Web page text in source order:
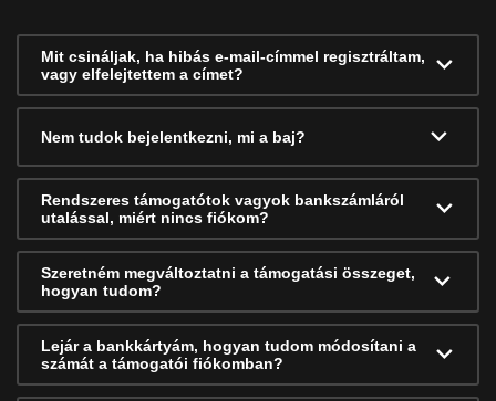
Mit csináljak, ha hibás e-mail-címmel regisztráltam,
vagy elfelejtettem a címet?
Nem tudok bejelentkezni, mi a baj?
Rendszeres támogatótok vagyok bankszámláról
utalással, miért nincs fiókom?
Szeretném megváltoztatni a támogatási összeget,
hogyan tudom?
Lejár a bankkártyám, hogyan tudom módosítani a
számát a támogatói fiókomban?